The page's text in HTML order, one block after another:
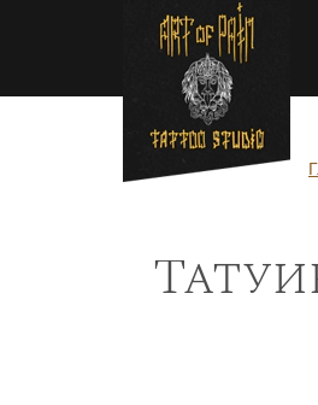
Перейти к основному
Строка